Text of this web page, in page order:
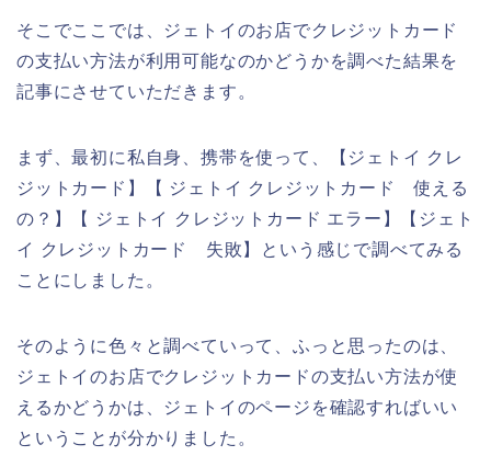
そこでここでは、ジェトイのお店でクレジットカード
の支払い方法が利用可能なのかどうかを調べた結果を
記事にさせていただきます。
まず、最初に私自身、携帯を使って、【ジェトイ クレ
ジットカード】【 ジェトイ クレジットカード 使える
の？】【 ジェトイ クレジットカード エラー】【ジェト
イ クレジットカード 失敗】という感じで調べてみる
ことにしました。
そのように色々と調べていって、ふっと思ったのは、
ジェトイのお店でクレジットカードの支払い方法が使
えるかどうかは、ジェトイのページを確認すればいい
ということが分かりました。